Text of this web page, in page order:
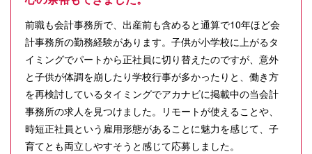
前職も会計事務所で、出産前も含めると通算で10年ほど会
計事務所の勤務経験があります。子供が小学校に上がるタ
イミングでパートから正社員に切り替えたのですが、意外
と子供が体調を崩したり学校行事が多かったりと、働き方
を再検討しているタイミングでアカナビに掲載中の当会計
事務所の求人を見つけました。リモートが使えることや、
時短正社員という雇用形態があることに魅力を感じて、子
育てとも両立しやすそうと感じて応募しました。